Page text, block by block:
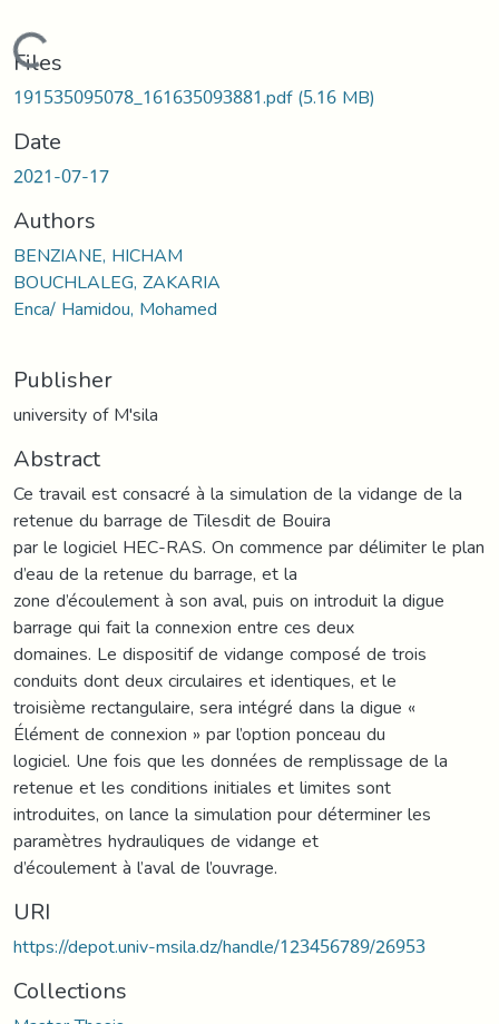
Loading...
Files
191535095078_161635093881.pdf(5.16 MB)
Date
2021-07-17
Authors
BENZIANE, HICHAM
BOUCHLALEG, ZAKARIA
Enca/ Hamidou, Mohamed
Publisher
university of M'sila
Abstract
Ce travail est consacré à la simulation de la vidange de la
retenue du barrage de Tilesdit de Bouira
par le logiciel HEC-RAS. On commence par délimiter le plan
d’eau de la retenue du barrage, et la
zone d’écoulement à son aval, puis on introduit la digue
barrage qui fait la connexion entre ces deux
domaines. Le dispositif de vidange composé de trois
conduits dont deux circulaires et identiques, et le
troisième rectangulaire, sera intégré dans la digue «
Élément de connexion » par l’option ponceau du
logiciel. Une fois que les données de remplissage de la
retenue et les conditions initiales et limites sont
introduites, on lance la simulation pour déterminer les
paramètres hydrauliques de vidange et
d’écoulement à l’aval de l’ouvrage.
URI
https://depot.univ-msila.dz/handle/123456789/26953
Collections